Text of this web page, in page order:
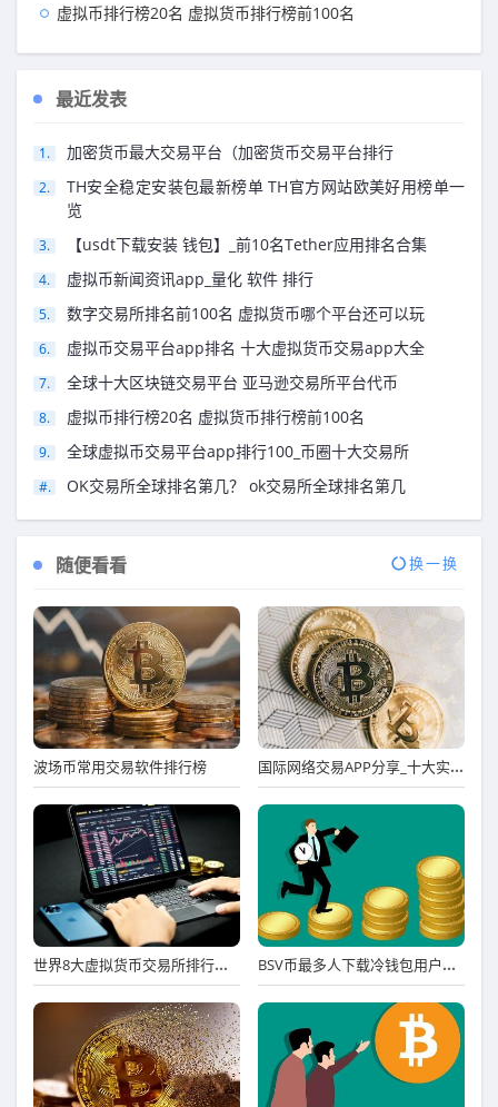
虚拟币排行榜20名 虚拟货币排行榜前100名
最近发表
加密货币最大交易平台（加密货币交易平台排行
TH安全稳定安装包最新榜单 TH官方网站欧美好用榜单一
览
【usdt下载安装 钱包】_前10名Tether应用排名合集
虚拟币新闻资讯app_量化 软件 排行
数字交易所排名前100名 虚拟货币哪个平台还可以玩
虚拟币交易平台app排名 十大虚拟货币交易app大全
全球十大区块链交易平台 亚马逊交易所平台代币
虚拟币排行榜20名 虚拟货币排行榜前100名
全球虚拟币交易平台app排行100_币圈十大交易所
OK交易所全球排名第几？ ok交易所全球排名第几
随便看看 换一换
波场币常用交易软件排行榜 国际网络交易APP分享_十大实用靠谱国际网络交易APP市场占有率排名
世界8大虚拟货币交易所排行榜 八大虚拟货币交易平台排名 BSV币最多人下载冷钱包用户量排名 BSV币冷钱包名气最大iOS排行榜